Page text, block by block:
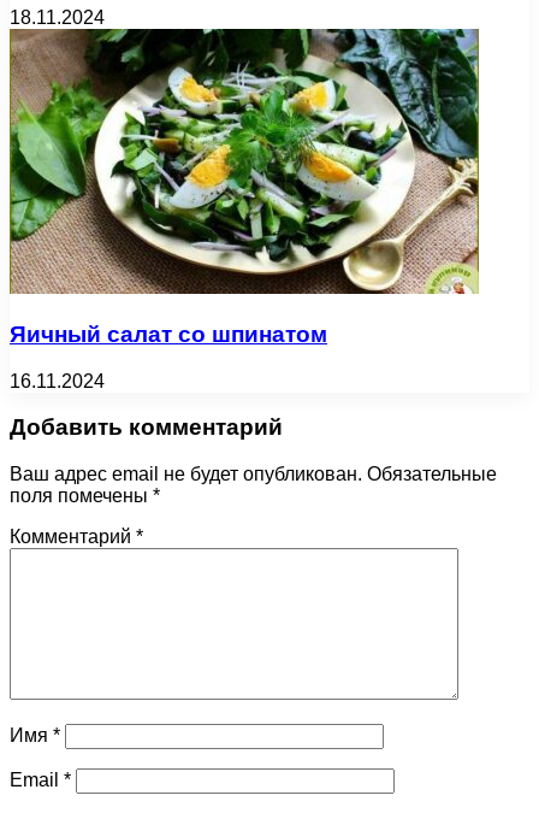
18.11.2024
Яичный салат со шпинатом
16.11.2024
Добавить комментарий
Ваш адрес email не будет опубликован. Обязательные
поля помечены *
Комментарий *
Имя *
Email *